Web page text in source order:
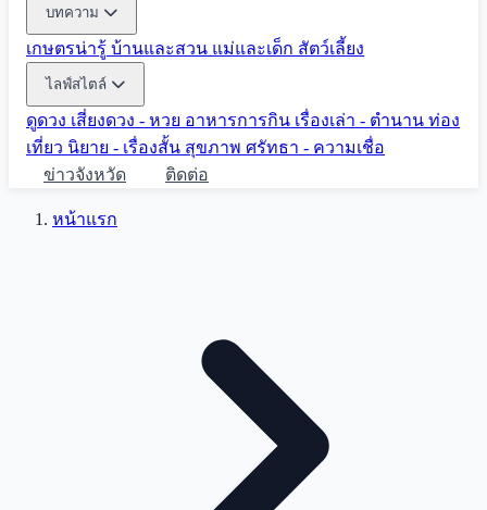
บทความ
เกษตรน่ารู้ บ้านและสวน แม่และเด็ก สัตว์เลี้ยง
ไลฟ์สไตล์
ดูดวง เสี่ยงดวง - หวย อาหารการกิน เรื่องเล่า - ตำนาน ท่อง
เที่ยว นิยาย - เรื่องสั้น สุขภาพ ศรัทธา - ความเชื่อ
ข่าวจังหวัด
ติดต่อ
หน้าแรก